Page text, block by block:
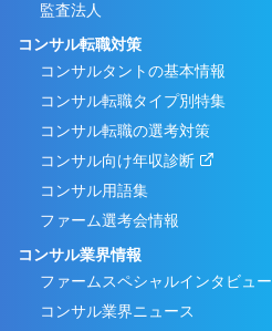
監査法人
コンサル転職対策
コンサルタントの基本情報
コンサル転職タイプ別特集
コンサル転職の選考対策
コンサル向け年収診断
コンサル用語集
ファーム選考会情報
コンサル業界情報
ファームスペシャルインタビュー
コンサル業界ニュース